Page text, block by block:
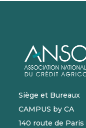
Siège et Bureaux
CAMPUS by CA
140 route de Paris